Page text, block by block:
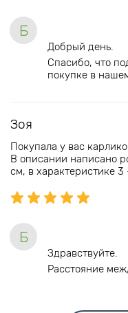
Б
Добрый день.
Спасибо, что
покупке в
Зоя
Покупала у вас
В описании написано
см, в характеристике
Б
Здравствуйте.
Расстояние